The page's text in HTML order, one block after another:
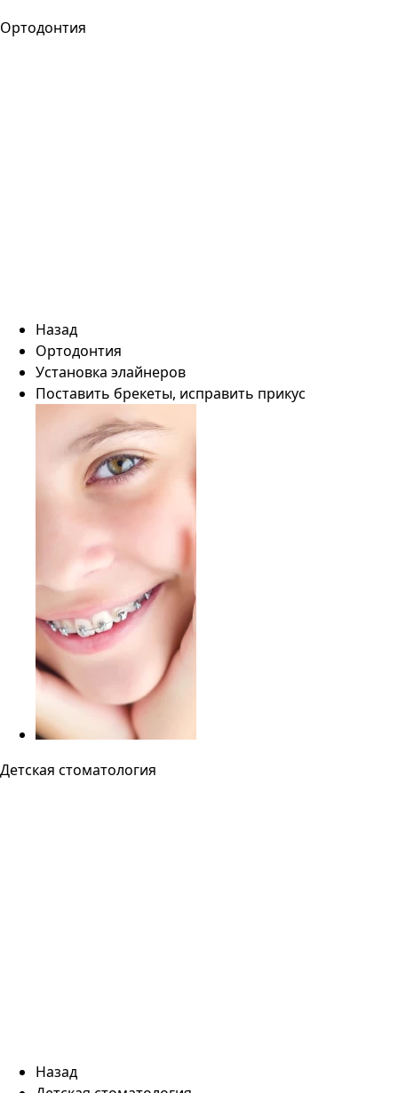
Ортодонтия
Назад
Ортодонтия
Установка элайнеров
Поставить брекеты, исправить прикус
Детская стоматология
Назад